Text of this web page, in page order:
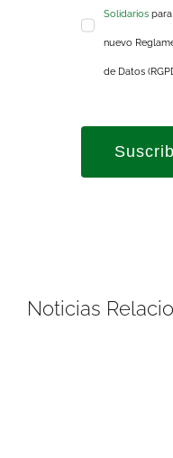
Solidarios
nuevo
de Datos
Noticias